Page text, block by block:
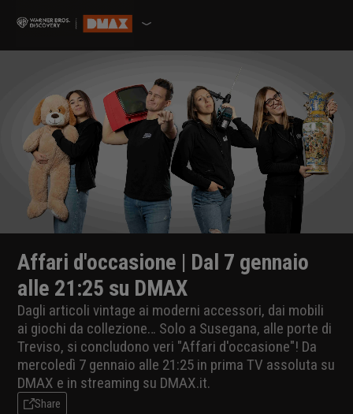
Affari d'occasione | Dal 7 gennaio
alle 21:25 su DMAX
Dagli articoli vintage ai moderni accessori, dai mobili
ai giochi da collezione… Solo a Susegana, alle porte di
Treviso, si concludono veri "Affari d'occasione"! Da
mercoledì 7 gennaio alle 21:25 in prima TV assoluta su
DMAX e in streaming su DMAX.it.
Share